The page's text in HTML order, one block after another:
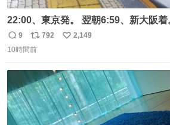
22:00、東京発。 翌朝6:59、新大阪着。 『東海道ルミエ
ルエクスプレス』が今夜、初運行！ 岐阜羽島駅で夜を越す
東海道新幹線。寝台列車じゃないのに
エクスプレス
返
信
9
リ
ポ
ト
数
792
い
数
2,149
10時間前